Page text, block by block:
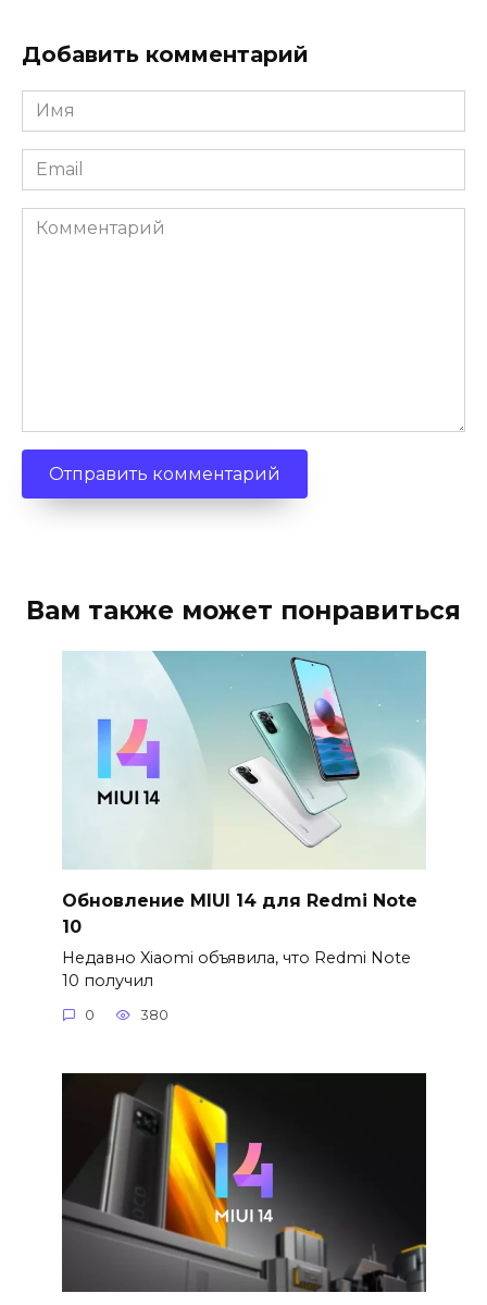
Добавить комментарий
Имя
*
Email
*
Комментарий
Вам также может понравиться
Обновление MIUI 14 для Redmi Note
10
Недавно Xiaomi объявила, что Redmi Note
10 получил
0 380